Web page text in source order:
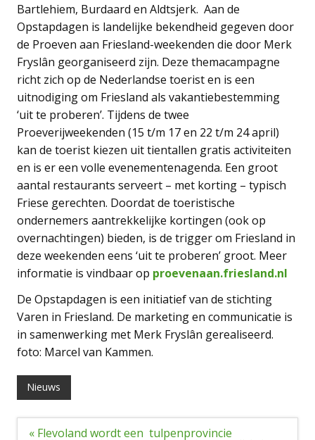
Bartlehiem, Burdaard en Aldtsjerk. Aan de
Opstapdagen is landelijke bekendheid gegeven door
de Proeven aan Friesland-weekenden die door Merk
Fryslân georganiseerd zijn. Deze themacampagne
richt zich op de Nederlandse toerist en is een
uitnodiging om Friesland als vakantiebestemming
‘uit te proberen’. Tijdens de twee
Proeverijweekenden (15 t/m 17 en 22 t/m 24 april)
kan de toerist kiezen uit tientallen gratis activiteiten
en is er een volle evenementenagenda. Een groot
aantal restaurants serveert – met korting – typisch
Friese gerechten. Doordat de toeristische
ondernemers aantrekkelijke kortingen (ook op
overnachtingen) bieden, is de trigger om Friesland in
deze weekenden eens ‘uit te proberen’ groot. Meer
informatie is vindbaar op proevenaan.friesland.nl
De Opstapdagen is een initiatief van de stichting
Varen in Friesland. De marketing en communicatie is
in samenwerking met Merk Fryslân gerealiseerd.
foto: Marcel van Kammen.
Nieuws
Bericht
« Flevoland wordt een tulpenprovincie